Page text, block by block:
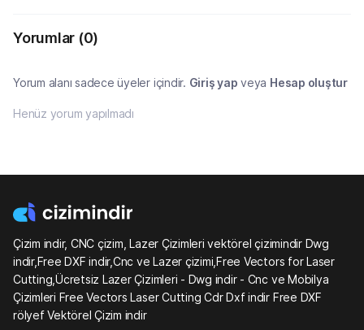
Yorumlar (0)
Yorum alanı sadece üyeler içindir. Giriş yap veya Hesap oluştur
Henüz yorum yapılmadı
Çizim indir, CNC çizim, Lazer Çizimleri vektörel çizimindir Dwg
indir,Free DXF indir,Cnc ve Lazer çizimi,Free Vectors for Laser
Cutting,Ücretsiz Lazer Çizimleri - Dwg indir - Cnc ve Mobilya
Çizimleri Free Vectors Laser Cutting Cdr Dxf indir Free DXF
rölyef Vektörel Çizim indir